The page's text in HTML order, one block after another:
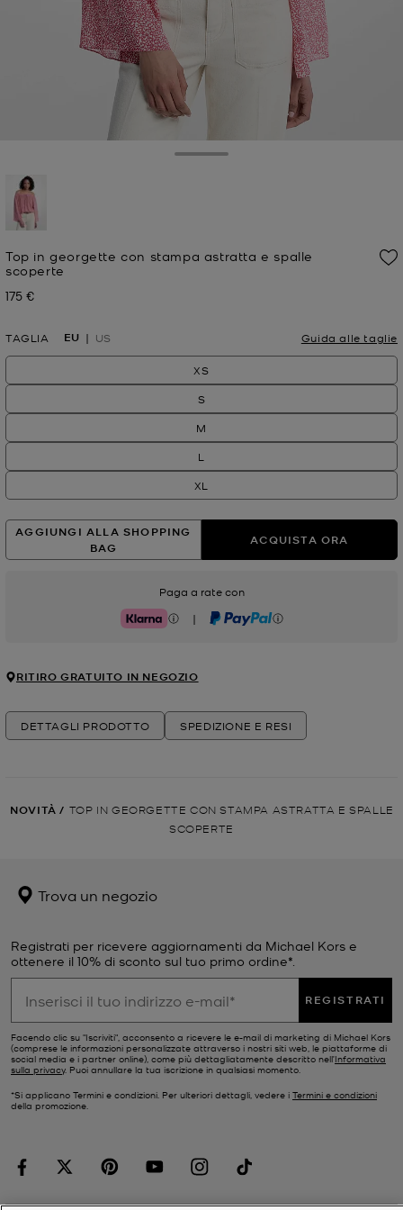
Top in georgette con stampa astratta e spalle
scoperte
Prezzo attuale
175 €
TAGLIA EU US Guida alle taglie
XS
S
M
L
XL
AGGIUNGI ALLA SHOPPING
BAG
ACQUISTA ORA
Paga a rate con
Klarna | PayPal
RITIRO GRATUITO IN NEGOZIO
DETTAGLI PRODOTTO SPEDIZIONE E RESI
NOVITÀ / TOP IN GEORGETTE CON STAMPA ASTRATTA E SPALLE
SCOPERTE
Trova un negozio
Registrati per ricevere aggiornamenti da Michael Kors e
ottenere il 10% di sconto sul tuo primo ordine*.
REGISTRATI
Facendo clic su "Iscriviti", acconsento a ricevere le e-mail di marketing di Michael Kors
(comprese le informazioni personalizzate attraverso i nostri siti web, le piattaforme di
social media e i partner online), come più dettagliatamente descritto nell’Informativa
sulla privacy. Puoi annullare la tua iscrizione in qualsiasi momento.
*Si applicano Termini e condizioni. Per ulteriori dettagli, vedere i Termini e condizioni
della promozione.